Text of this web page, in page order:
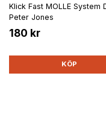
Klick Fast MOLLE System
Peter Jones
180 kr
KÖP